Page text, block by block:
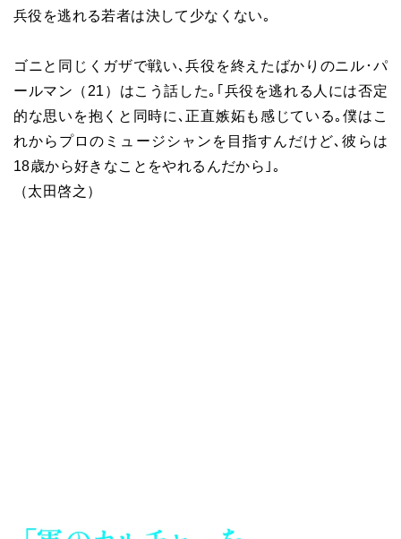
兵役を逃れる若者は決して少なくない｡
ゴニと同じくガザで戦い､兵役を終えたばかりのニル･パ
ールマン（21）はこう話した｡｢兵役を逃れる人には否定
的な思いを抱くと同時に､正直嫉妬も感じている｡僕はこ
れからプロのミュージシャンを目指すんだけど､彼らは
18歳から好きなことをやれるんだから｣｡
（太田啓之）